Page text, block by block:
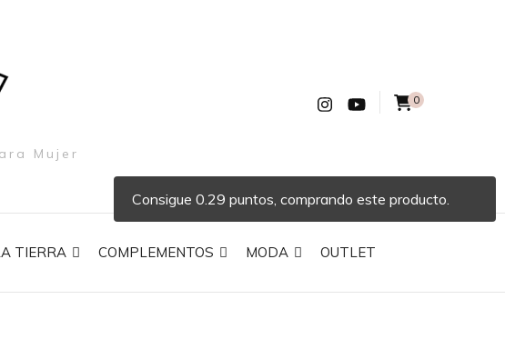
Mujer
0
TIERRA COMPLEMENTOS MODA OUTLET
Consigue 0.29 puntos, comprando este producto.